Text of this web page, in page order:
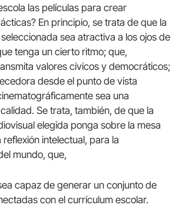
las películas para crear
En principio, se trata de que la
sea atractiva a los ojos de
tenga un cierto ritmo; que,
valores cívicos y democráticos;
desde el punto de vista
sea una
Se trata, también, de que la
elegida ponga sobre la mesa
intelectual, para la
mundo, que,
capaz de generar un conjunto de
con el currículum escolar.